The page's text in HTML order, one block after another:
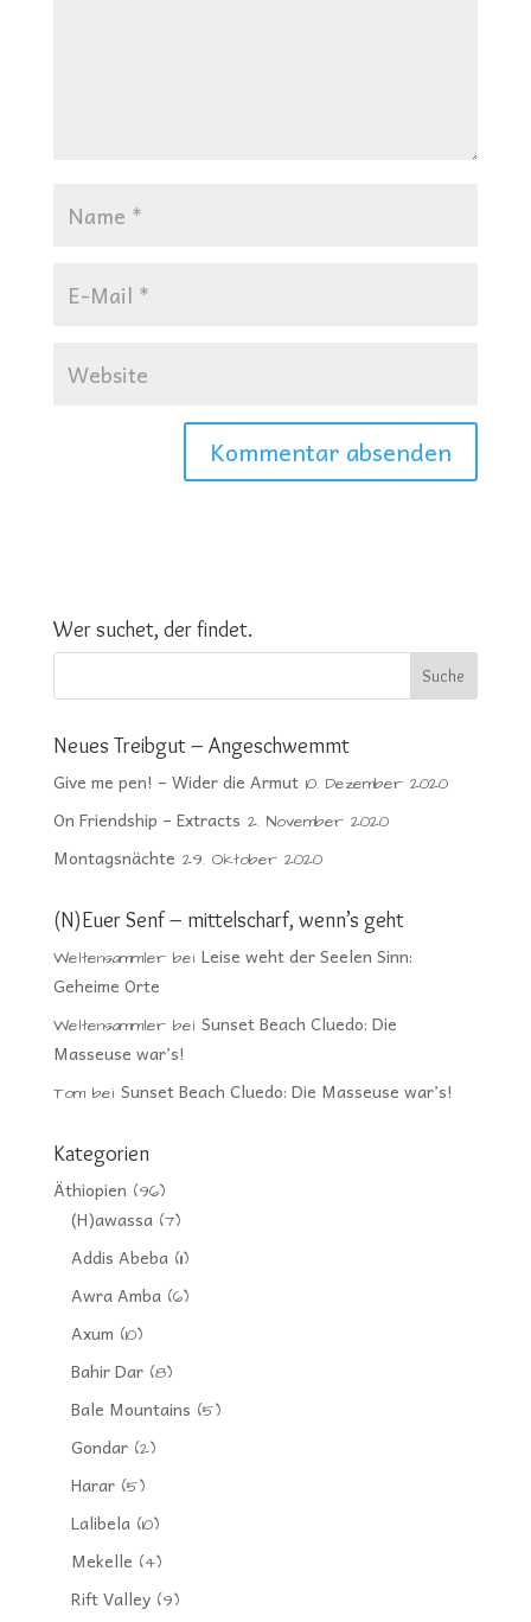
Wer suchet, der findet.
Neues Treibgut – Angeschwemmt
Give me pen! – Wider die Armut 10. Dezember 2020
On Friendship – Extracts 2. November 2020
Montagsnächte 29. Oktober 2020
(N)Euer Senf – mittelscharf, wenn’s geht
Weltensammlerbei Leise weht der Seelen Sinn:
Geheime Orte
Weltensammlerbei Sunset Beach Cluedo: Die
Masseuse war’s!
Tombei Sunset Beach Cluedo: Die Masseuse war’s!
Kategorien
Äthiopien (96)
(H)awassa(7)
Addis Abeba(11)
Awra Amba(6)
Axum (10)
Bahir Dar(8)
Bale Mountains (5)
Gondar(2)
Harar(5)
Lalibela(10)
Mekelle (4)
Rift Valley(9)